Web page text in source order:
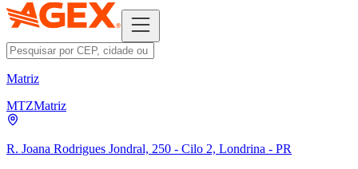
Matriz
MTZMatriz
R. Joana Rodrigues Jondral, 250 - Cilo 2, Londrina - PR